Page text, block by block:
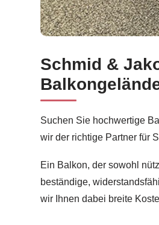
Wählen Sie
Schmid &
Suchen Sie hochwertige
wir der richtige Partner für
Ein Balkon, der sowohl
beständige,
wir Ihnen dabei breite